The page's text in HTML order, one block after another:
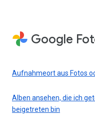
Google
Aufnahmeort aus Fotos
Alben ansehen, die ich
beigetreten bin